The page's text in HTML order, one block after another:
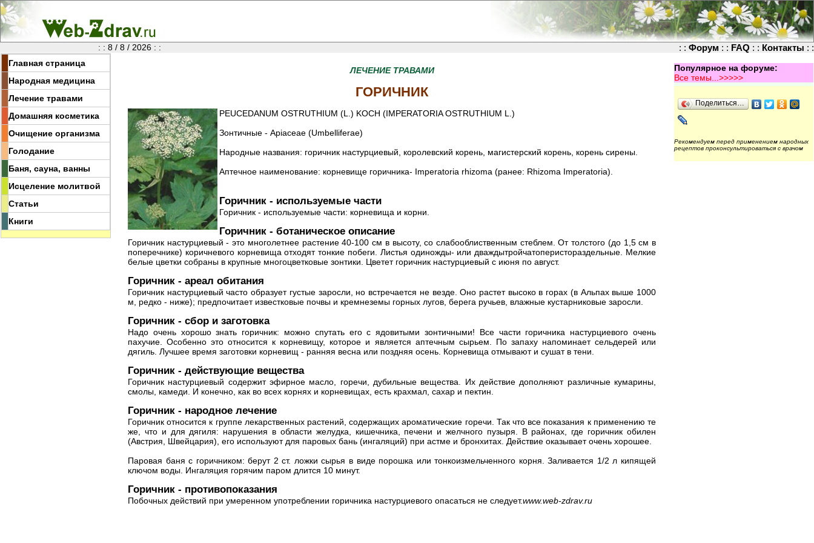
: : 8 / 8 / 2026 : : : : Форум : : FAQ : : Контакты : :
Главная страница
Народная медицина
Лечение травами
Домашняя косметика
Очищение организма
Голодание
Баня, сауна, ванны
Исцеление молитвой
Статьи
Книги
ЛЕЧЕНИЕ ТРАВАМИ
ГОРИЧНИК
PEUCEDANUM OSTRUTHIUM (L.) KOCH (IMPERATORIA OSTRUTHIUM L.)
Зонтичные - Apiaceae (Umbelliferae)
Народные названия: горичник настурциевый, королевский корень, магистерский корень, корень сирены.
Аптечное наименование: корневище горичника- Imperatoria rhizoma (ранее: Rhizoma Imperatoria).
Горичник - используемые части
Горичник - используемые части: корневища и корни.
Горичник - ботаническое описание
Горичник настурциевый - это многолетнее растение 40-100 см в высоту, со слабооблиственным стеблем. От толстого (до 1,5 см в
поперечнике) коричневого корневища отходят тонкие побеги. Листья одиножды- или дваждытройчатоперистораздельные. Мелкие
белые цветки собраны в крупные многоцветковые зонтики. Цветет горичник настурциевый с июня по август.
Горичник - ареал обитания
Горичник настурциевый часто образует густые заросли, но встречается не везде. Оно растет высоко в горах (в Альпах выше 1000
м, редко - ниже); предпочитает известковые почвы и кремнеземы горных лугов, берега ручьев, влажные кустарниковые заросли.
Горичник - сбор и заготовка
Надо очень хорошо знать горичник: можно спутать его с ядовитыми зонтичными! Все части горичника настурциевого очень
пахучие. Особенно это относится к корневищу, которое и является аптечным сырьем. По запаху напоминает сельдерей или
дягиль. Лучшее время заготовки корневищ - ранняя весна или поздняя осень. Корневища отмывают и сушат в тени.
Горичник - действующие вещества
Горичник настурциевый содержит эфирное масло, горечи, дубильные вещества. Их действие дополняют различные кумарины,
смолы, камеди. И конечно, как во всех корнях и корневищах, есть крахмал, сахар и пектин.
Горичник - народное лечение
Горичник относится к группе лекарственных растений, содержащих ароматические горечи. Так что все показания к применению те
же, что и для дягиля: нарушения в области желудка, кишечника, печени и желчного пузыря. В районах, где горичник обилен
(Австрия, Швейцария), его используют для паровых бань (ингаляций) при астме и бронхитах. Действие оказывает очень хорошее.
Паровая баня с горичником: берут 2 ст. ложки сырья в виде порошка или тонкоизмельченного корня. Заливается 1/2 л кипящей
ключом воды. Ингаляция горячим паром длится 10 минут.
Горичник - противопоказания
Побочных действий при умеренном употреблении горичника настурциевого опасаться не следует.www.web-zdrav.ru
Популярное на форуме:
Все темы...>>>>>
Поделиться…
Рекомендуем перед применением народных
рецептов проконсультироваться с врачом